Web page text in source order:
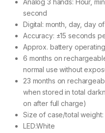
Analog 3 hands: Hour,
second
Digital: month, day, day
Accuracy: ±15 seconds
Approx. battery
6 months on
normal use without
23 months on
when stored in total
on after full charge)
Size of case/total weight:
LED:White